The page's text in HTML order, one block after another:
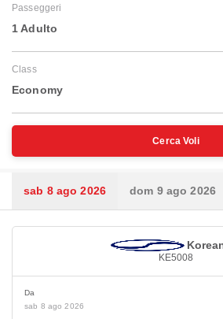
Passeggeri
1 Adulto
Class
Economy
Cerca Voli
sab 8 ago 2026 dom 9 ago 2026
KE5008
Da
sab 8 ago 2026